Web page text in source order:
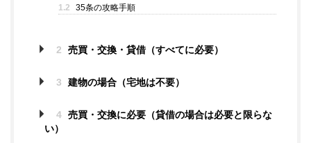
1.2 35条の攻略手順
2 売買・交換・貸借（すべてに必要）
3 建物の場合（宅地は不要）
4
売買・交換に必要（貸借の場合は必要と限らな
い）